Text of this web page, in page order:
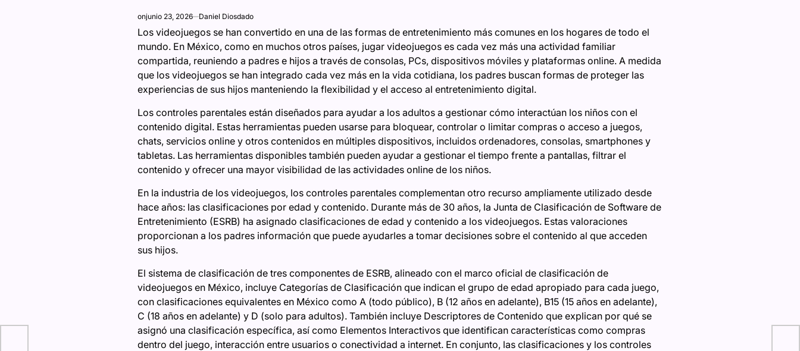
onjunio 23, 2026 Daniel Diosdado
Los videojuegos se han convertido en una de las formas de entretenimiento más comunes en los hogares de todo el
mundo. En México, como en muchos otros países, jugar videojuegos es cada vez más una actividad familiar
compartida, reuniendo a padres e hijos a través de consolas, PCs, dispositivos móviles y plataformas online. A medida
que los videojuegos se han integrado cada vez más en la vida cotidiana, los padres buscan formas de proteger las
experiencias de sus hijos manteniendo la flexibilidad y el acceso al entretenimiento digital.
Los controles parentales están diseñados para ayudar a los adultos a gestionar cómo interactúan los niños con el
contenido digital. Estas herramientas pueden usarse para bloquear, controlar o limitar compras o acceso a juegos,
chats, servicios online y otros contenidos en múltiples dispositivos, incluidos ordenadores, consolas, smartphones y
tabletas. Las herramientas disponibles también pueden ayudar a gestionar el tiempo frente a pantallas, filtrar el
contenido y ofrecer una mayor visibilidad de las actividades online de los niños.
En la industria de los videojuegos, los controles parentales complementan otro recurso ampliamente utilizado desde
hace años: las clasificaciones por edad y contenido. Durante más de 30 años, la Junta de Clasificación de Software de
Entretenimiento (ESRB) ha asignado clasificaciones de edad y contenido a los videojuegos. Estas valoraciones
proporcionan a los padres información que puede ayudarles a tomar decisiones sobre el contenido al que acceden
sus hijos.
El sistema de clasificación de tres componentes de ESRB, alineado con el marco oficial de clasificación de
videojuegos en México, incluye Categorías de Clasificación que indican el grupo de edad apropiado para cada juego,
con clasificaciones equivalentes en México como A (todo público), B (12 años en adelante), B15 (15 años en adelante),
C (18 años en adelante) y D (solo para adultos). También incluye Descriptores de Contenido que explican por qué se
asignó una clasificación específica, así como Elementos Interactivos que identifican características como compras
dentro del juego, interacción entre usuarios o conectividad a internet. En conjunto, las clasificaciones y los controles